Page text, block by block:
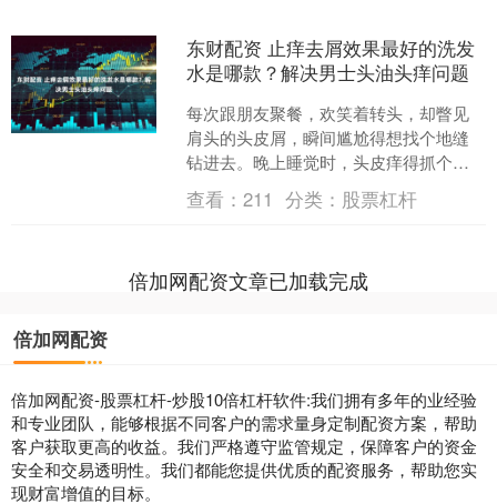
东财配资 止痒去屑效果最好的洗发
水是哪款？解决男士头油头痒问题
每次跟朋友聚餐，欢笑着转头，却瞥见
肩头的头皮屑，瞬间尴尬得想找个地缝
钻进去。晚上睡觉时，头皮痒得抓个不
停，睡眠质量直线下降，第二天顶着一
头油发和熊猫眼去上班，心....
查看：211 分类： 股票杠杆
倍加网配资文章已加载完成
倍加网配资
倍加网配资-股票杠杆-炒股10倍杠杆软件:我们拥有多年的业经验
和专业团队，能够根据不同客户的需求量身定制配资方案，帮助
客户获取更高的收益。我们严格遵守监管规定，保障客户的资金
安全和交易透明性。我们都能您提供优质的配资服务，帮助您实
现财富增值的目标。